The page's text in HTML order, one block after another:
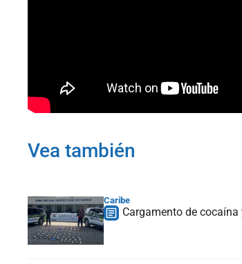
Vea también
Caribe
Cargamento de